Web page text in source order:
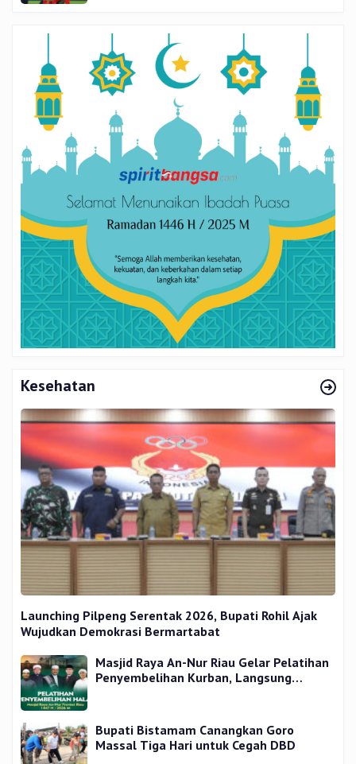
Kesehatan
Launching Pilpeng Serentak 2026, Bupati Rohil Ajak
Wujudkan Demokrasi Bermartabat
Masjid Raya An-Nur Riau Gelar Pelatihan
Penyembelihan Kurban, Langsung
Bupati Bistamam Canangkan Goro
Massal Tiga Hari untuk Cegah DBD